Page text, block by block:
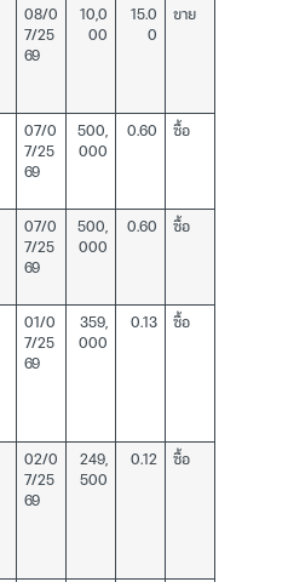
08/0
7/25
69
10,0
00
15.0
0
ขาย
07/0
7/25
69
500,
000
0.60 ซื้อ
07/0
7/25
69
500,
000
0.60 ซื้อ
01/0
7/25
69
359,
000
0.13 ซื้อ
02/0
7/25
69
249,
500
0.12 ซื้อ